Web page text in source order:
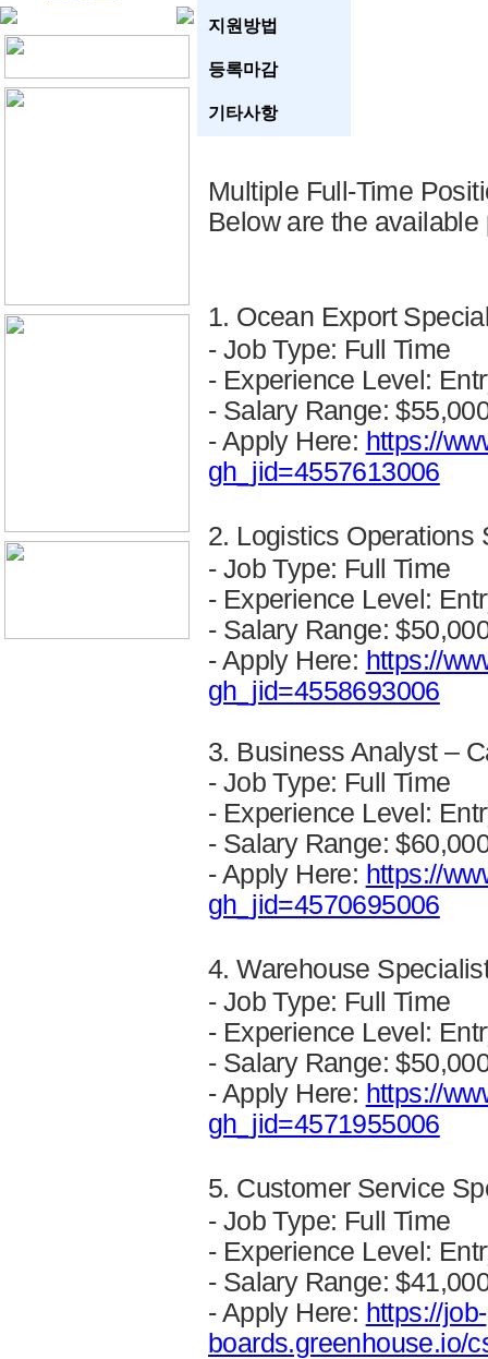
지원방법
등록마감
기타사항
Multiple Full-Time
Below are the available
1. Ocean Export
- Job Type: Full Time
- Experience Level:
- Salary Range:
- Apply Here: https://
gh_jid=4557613006
2. Logistics Operations
- Job Type: Full Time
- Experience Level:
- Salary Range:
- Apply Here: https://
gh_jid=4558693006
3. Business Analyst –
- Job Type: Full Time
- Experience Level:
- Salary Range:
- Apply Here: https://
gh_jid=4570695006
4. Warehouse
- Job Type: Full Time
- Experience Level:
- Salary Range:
- Apply Here: https://
gh_jid=4571955006
5. Customer Service
- Job Type: Full Time
- Experience Level:
- Salary Range:
- Apply Here: https://job-
boards.greenhouse.io/